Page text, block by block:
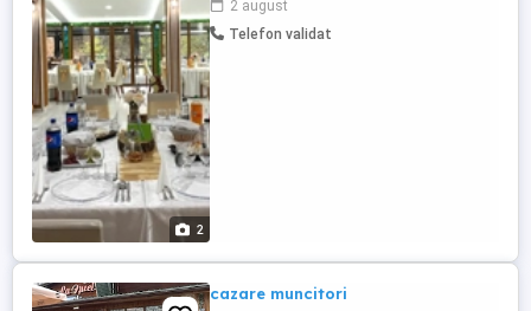
2
2 august
Telefon validat
cazare muncitori